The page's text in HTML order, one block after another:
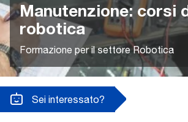
Manutenzione: corsi
robotica
Formazione per il settore Robotica
Sei interessato?